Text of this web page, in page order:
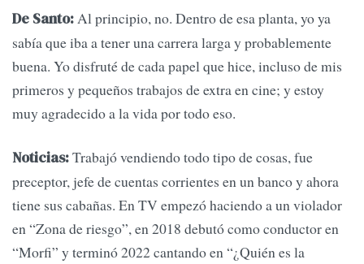
De Santo:Al principio, no. Dentro de esa planta, yo ya
sabía que iba a tener una carrera larga y probablemente
buena. Yo disfruté de cada papel que hice, incluso de mis
primeros y pequeños trabajos de extra en cine; y estoy
muy agradecido a la vida por todo eso.
Noticias:Trabajó vendiendo todo tipo de cosas, fue
preceptor, jefe de cuentas corrientes en un banco y ahora
tiene sus cabañas. En TV empezó haciendo a un violador
en “Zona de riesgo”, en 2018 debutó como conductor en
“Morfi” y terminó 2022 cantando en “¿Quién es la